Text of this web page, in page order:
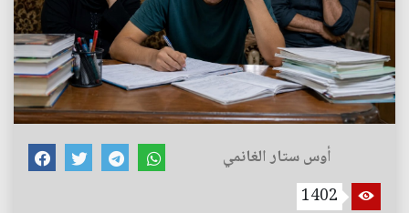
أوس ستار الغانمي
1402